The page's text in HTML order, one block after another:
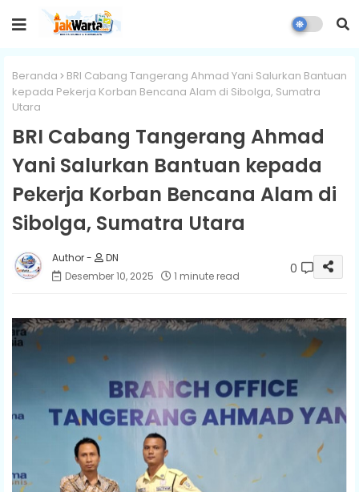
Beranda
BRI Cabang Tangerang Ahmad Yani Salurkan Bantuan
kepada Pekerja Korban Bencana Alam di Sibolga, Sumatra
Utara
BRI Cabang Tangerang Ahmad
Yani Salurkan Bantuan kepada
Pekerja Korban Bencana Alam di
Sibolga, Sumatra Utara
DN
Desember 10, 2025
1 minute read 0